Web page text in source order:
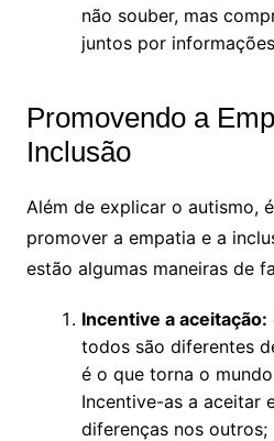
não souber, mas
juntos por
Promovendo a
Inclusão
Além de explicar o autismo,
promover a empatia e a
estão algumas maneiras de
Incentive a aceitação:
todos são diferentes
é o que torna o
Incentive-as a aceitar
diferenças nos outros;